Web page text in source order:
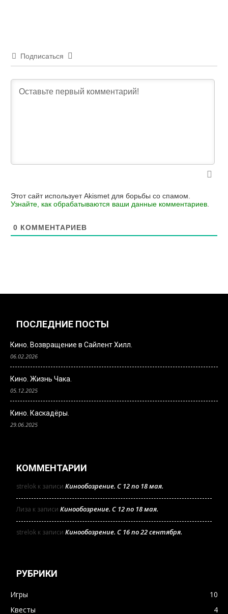
Подписаться
Этот сайт использует Akismet для борьбы со спамом.
Узнайте, как обрабатываются ваши данные комментариев
0 КОММЕНТАРИЕВ
ПОСЛЕДНИЕ ПОСТЫ
Кино. Возвращение в Сайлент Хилл.
06.02.2026
Кино. Жизнь Чака.
05.12.2025
Кино. Каскадёры.
29.06.2025
КОММЕНТАРИИ
strelok к записи Кинообозрение. С 12 по 18 мая.
Лиза к записи Кинообозрение. С 12 по 18 мая.
strelok к записи Кинообозрение. С 16 по 22 сентября.
РУБРИКИ
Игры
10
Квесты
4